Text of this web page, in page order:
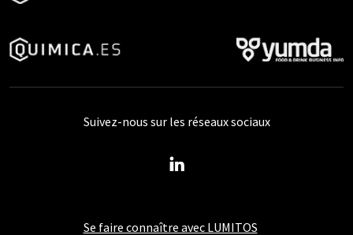
Se faire connaître avec LUMITOS
Suivez-nous sur les réseaux sociaux